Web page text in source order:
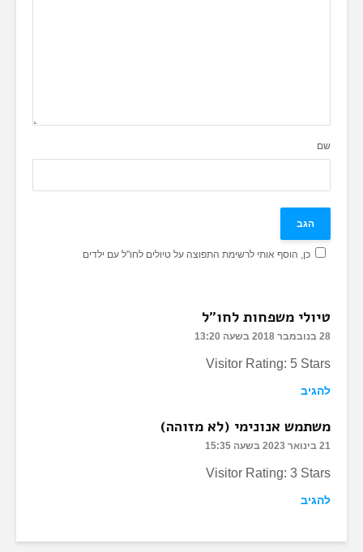
שם
כן, הוסף אותי לרשימת התפוצה על טיולים לחו"ל עם ילדים
טיולי משפחות לחו"ל
28 בנובמבר 2018 בשעה 13:20
Visitor Rating: 5 Stars
להגיב
משתמש אנונימי (לא מזוהה)
21 בינואר 2023 בשעה 15:35
Visitor Rating: 3 Stars
להגיב